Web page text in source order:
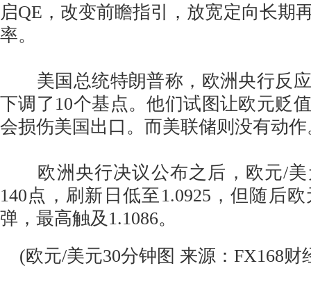
启QE，改变前瞻指引，放宽定向长期
率。
美国总统特朗普称，欧洲央行反应
下调了10个基点。他们试图让欧元贬
会损伤美国出口。而美联储则没有动作
欧洲央行决议公布之后，欧元/美
140点，刷新日低至1.0925，但随后
弹，最高触及1.1086。
(欧元/美元30分钟图 来源：FX168财